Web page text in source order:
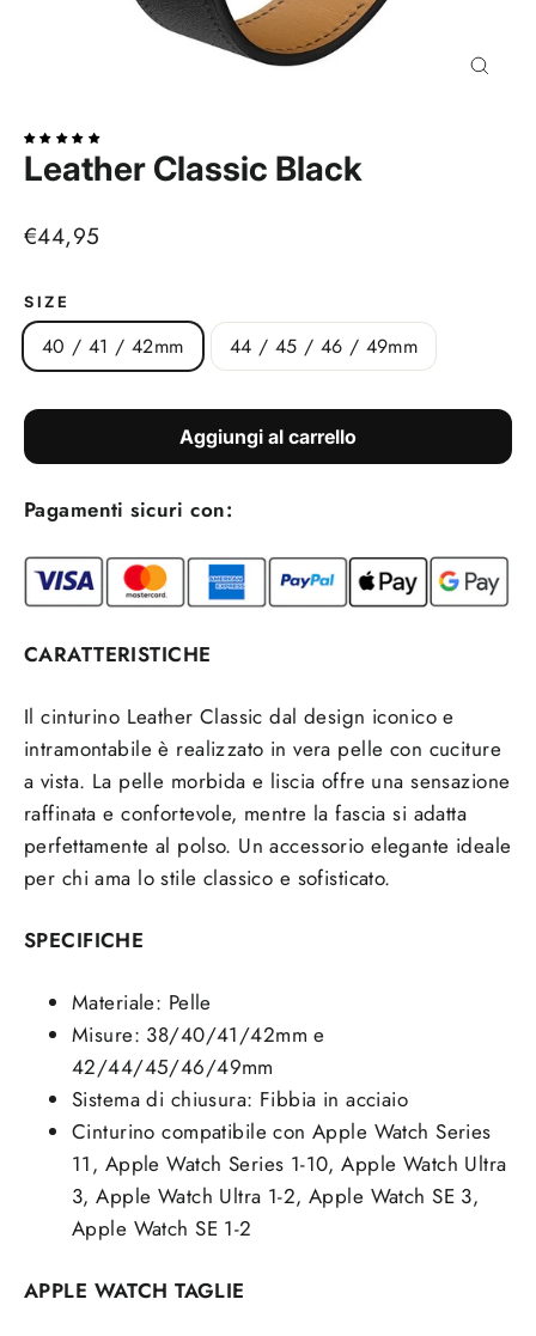
Leather Classic Black
Prezzo
listino
€44,95
SIZE
40 / 41 / 42mm 44 / 45 / 46 / 49mm
Aggiungi al carrello
Pagamenti sicuri con:
CARATTERISTICHE
Il cinturino Leather Classic dal design iconico e
intramontabile è realizzato in vera pelle con cuciture
a vista. La pelle morbida e liscia offre una sensazione
raffinata e confortevole, mentre la fascia si adatta
perfettamente al polso. Un accessorio elegante ideale
per chi ama lo stile classico e sofisticato.
SPECIFICHE
Materiale: Pelle
Misure: 38/40/41/42mm e
42/44/45/46/49mm
Sistema di chiusura: Fibbia in acciaio
Cinturino compatibile con Apple Watch Series
11, Apple Watch Series 1-10, Apple Watch Ultra
3, Apple Watch Ultra 1-2, Apple Watch SE 3,
Apple Watch SE 1-2
APPLE WATCH TAGLIE